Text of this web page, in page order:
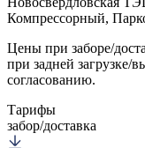
Компрессорный,
Цены при заборе/
при задней загрузке/
согласованию.
Тарифы
забор/доставка